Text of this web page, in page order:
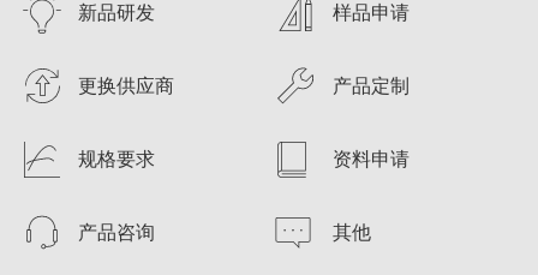
新品研发 样品申请
更换供应商 产品定制
规格要求 资料申请
产品咨询 其他